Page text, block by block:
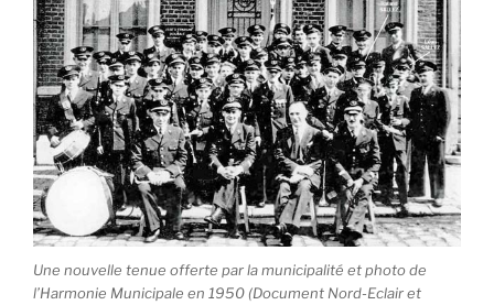
Une nouvelle tenue offerte par la municipalité et photo de
l’Harmonie Municipale en 1950 (Document Nord-Eclair et